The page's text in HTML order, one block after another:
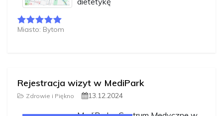
Miasto: Bytom
Rejestracja wizyt w MediPark
Zdrowie i Piękno 13.12.2024